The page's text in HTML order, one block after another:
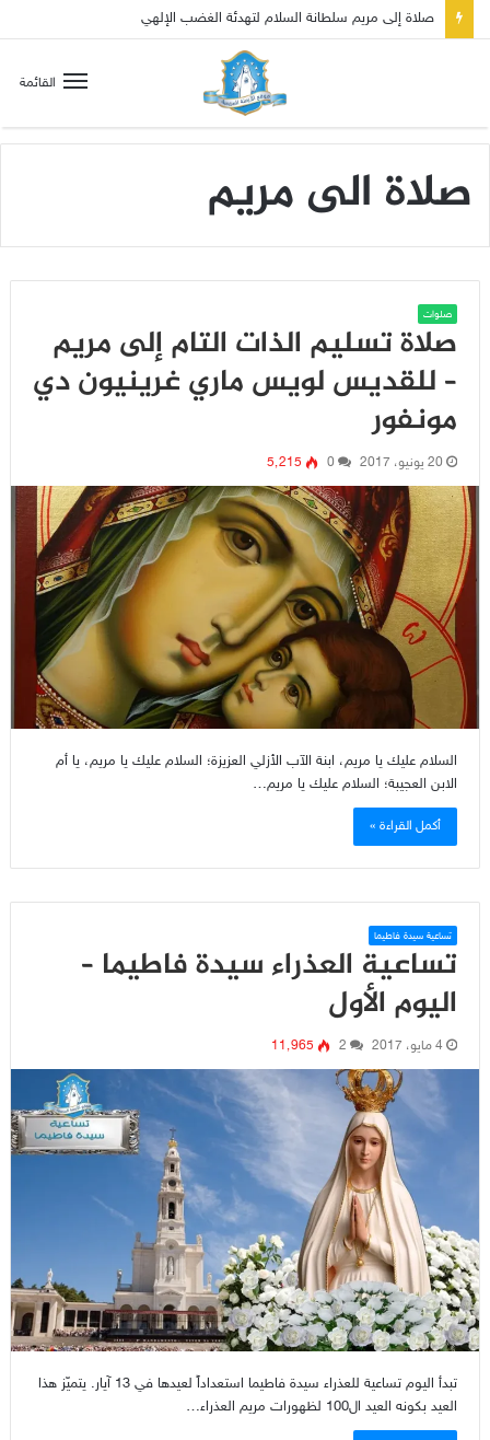
صلاة إلى مريم سلطانة السلام لتهدئة الغضب الإلهي
القائمة
صلاة الى مريم
صلوات
صلاة تسليم الذات التام إلى مريم
– للقديس لويس ماري غرينيون دي
مونفور
20 يونيو، 2017 0 5٬215
السلام عليك يا مريم، ابنة الآب الأزلي العزيزة؛ السلام عليك يا مريم، يا أم
الابن العجيبة؛ السلام عليك يا مريم…
أكمل القراءة »
تساعية سيدة فاطيما
تساعية العذراء سيدة فاطيما –
اليوم الأول
4 مايو، 2017 2 11٬965
تبدأ اليوم تساعية للعذراء سيدة فاطيما استعداداً لعيدها في 13 آيار. يتميّز هذا
العيد بكونه العيد ال100 لظهورات مريم العذراء…